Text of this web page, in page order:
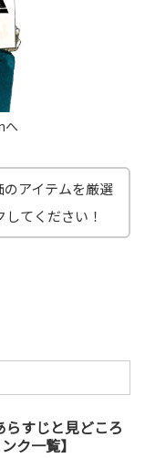
アイテムを厳選
てください！
すじと見どころ
ク一覧】